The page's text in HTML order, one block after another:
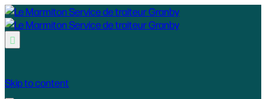

Skip to content